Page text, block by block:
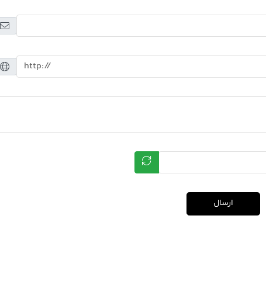
ارسال